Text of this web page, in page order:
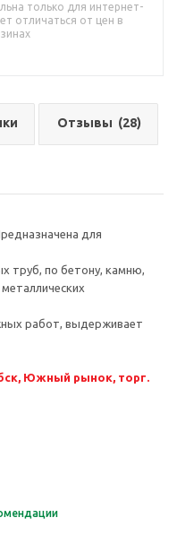
только для интернет-
отличаться от цен в
Отзывы (28)
для
труб, по бетону, камню,
работ, выдерживает
Южный рынок, торг.